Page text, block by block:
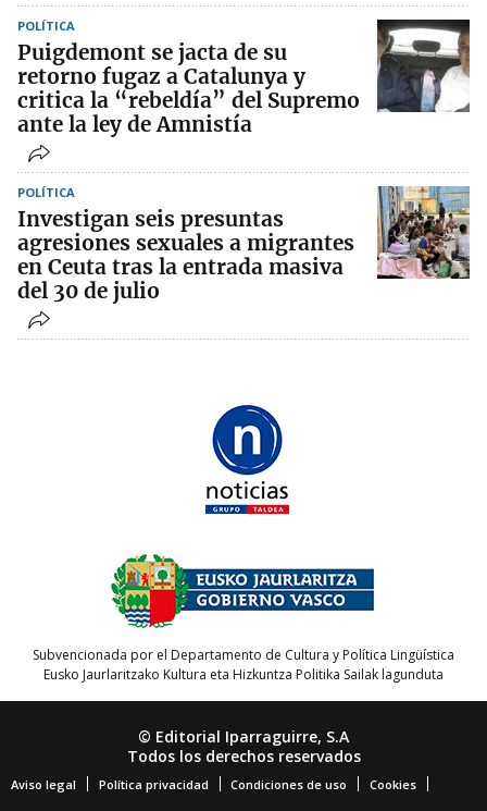
POLÍTICA
Puigdemont se jacta de su
retorno fugaz a Catalunya y
critica la “rebeldía” del Supremo
ante la ley de Amnistía
POLÍTICA
Investigan seis presuntas
agresiones sexuales a migrantes
en Ceuta tras la entrada masiva
del 30 de julio
Subvencionada por el Departamento de Cultura y Política Lingüística
Eusko Jaurlaritzako Kultura eta Hizkuntza Politika Sailak lagunduta
© Editorial Iparraguirre, S.A
Todos los derechos reservados
Aviso legal Política privacidad Condiciones de uso Cookies